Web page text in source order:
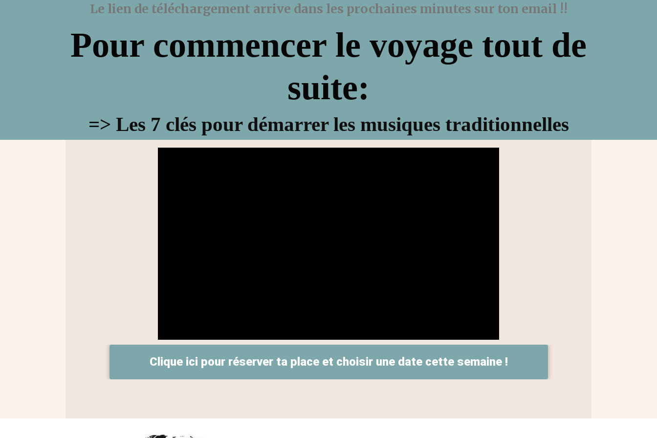
Le lien de téléchargement arrive dans les prochaines minutes sur ton email !!
Pour commencer le voyage tout de
suite:
=> Les 7 clés pour démarrer les musiques traditionnelles
Clique ici pour réserver ta place et choisir une date cette semaine !